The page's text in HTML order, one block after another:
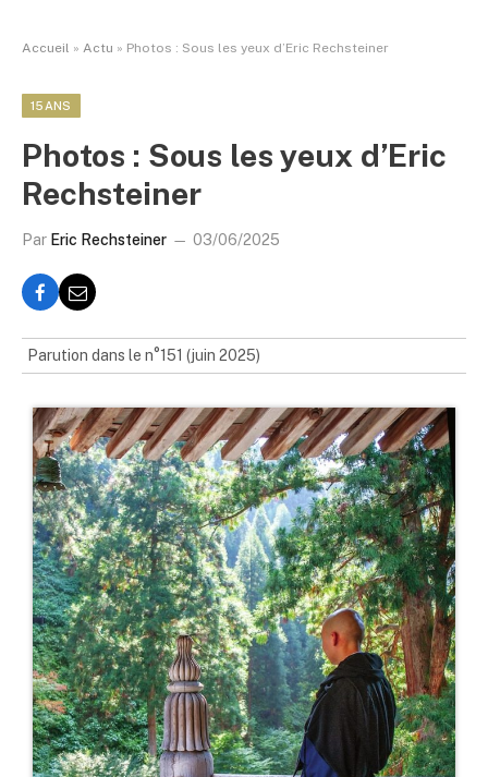
Accueil » Actu » Photos : Sous les yeux d’Eric Rechsteiner
15ANS
Photos : Sous les yeux d’Eric
Rechsteiner
Par Eric Rechsteiner 03/06/2025
Parution dans le n°151 (juin 2025)